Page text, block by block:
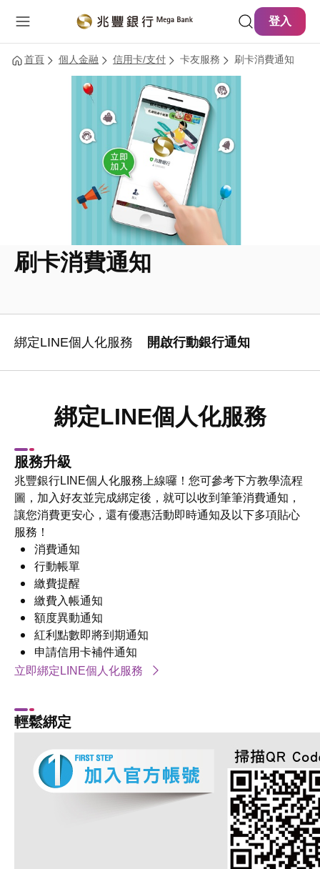
登入
首頁 個人金融 信用卡/支付 卡友服務 刷卡消費通知
刷卡消費通知
綁定LINE個人化服務 開啟行動銀行通知
綁定LINE個人化服務
服務升級
兆豐銀行LINE個人化服務上線囉！您可參考下方教學流程
圖，加入好友並完成綁定後，就可以收到筆筆消費通知，
讓您消費更安心，還有優惠活動即時通知及以下多項貼心
服務！
消費通知
行動帳單
繳費提醒
繳費入帳通知
額度異動通知
紅利點數即將到期通知
申請信用卡補件通知
立即綁定LINE個人化服務
輕鬆綁定